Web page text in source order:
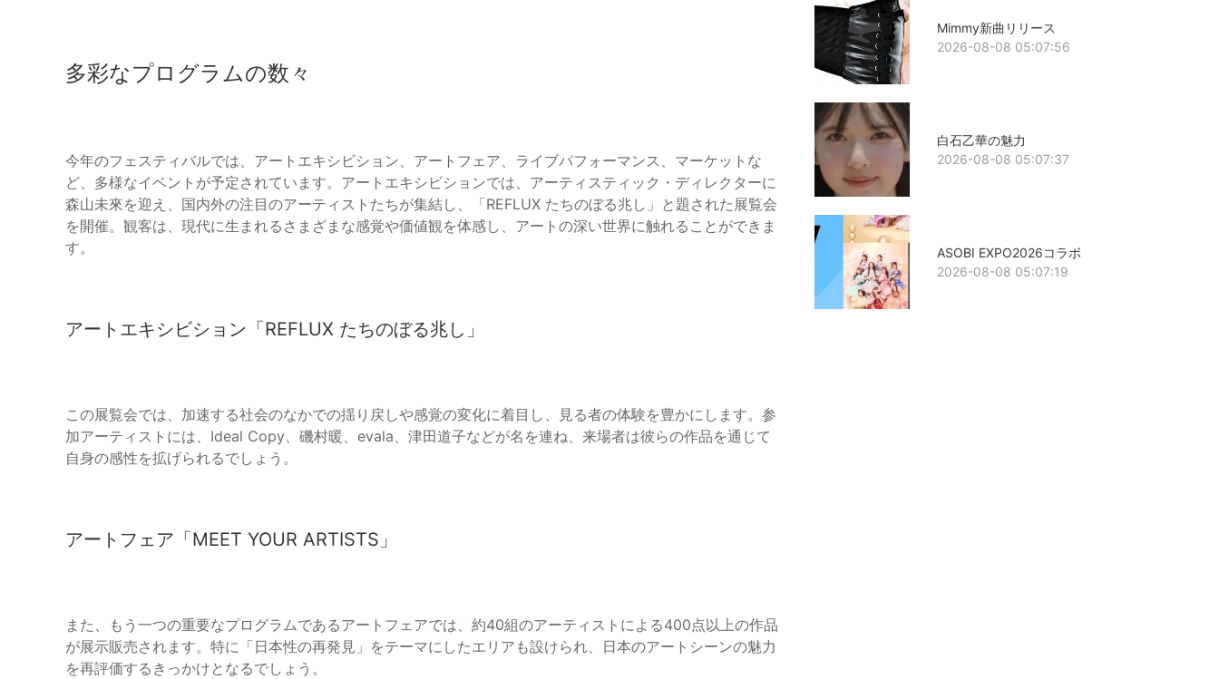
多彩なプログラムの数々
今年のフェスティバルでは、アートエキシビション、アートフェア、ライブパフォーマンス、マーケットな
ど、多様なイベントが予定されています。アートエキシビションでは、アーティスティック・ディレクターに
森山未來を迎え、国内外の注目のアーティストたちが集結し、「REFLUX たちのぼる兆し」と題された展覧会
を開催。観客は、現代に生まれるさまざまな感覚や価値観を体感し、アートの深い世界に触れることができま
す。
アートエキシビション「REFLUX たちのぼる兆し」
この展覧会では、加速する社会のなかでの揺り戻しや感覚の変化に着目し、見る者の体験を豊かにします。参
加アーティストには、Ideal Copy、磯村暖、evala、津田道子などが名を連ね、来場者は彼らの作品を通じて
自身の感性を拡げられるでしょう。
アートフェア「MEET YOUR ARTISTS」
また、もう一つの重要なプログラムであるアートフェアでは、約40組のアーティストによる400点以上の作品
が展示販売されます。特に「日本性の再発見」をテーマにしたエリアも設けられ、日本のアートシーンの魅力
を再評価するきっかけとなるでしょう。
Mimmy新曲リリース
2026-08-08 05:07:56
白石乙華の魅力
2026-08-08 05:07:37
ASOBI EXPO2026コラボ
2026-08-08 05:07:19